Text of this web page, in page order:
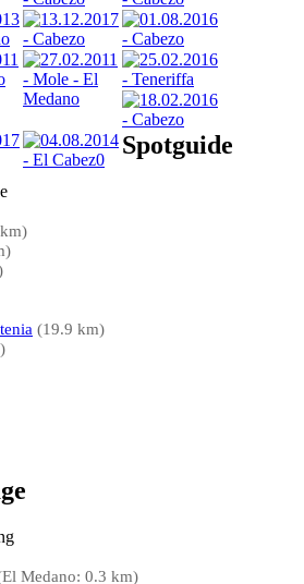
Spotguide
(19.9 km)
Medano: 0.3 km)